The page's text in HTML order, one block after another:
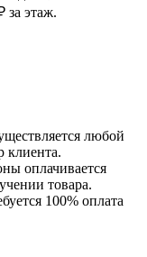
за этаж.
любой
клиента.
оплачивается
товара.
100% оплата